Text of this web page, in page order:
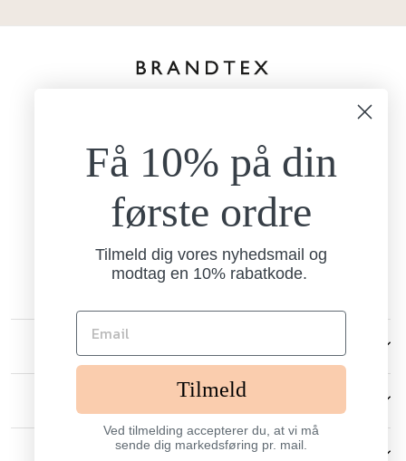
Mandag - torsdag
9.00-15.00
9.00-13.00
Nordlundvej 1
7330 Brande
CVR: 13238006
ANDRE
SIGN UP AND SAVE
Få 10% på din
første ordre
Tilmeld dig vores nyhedsmail og
modtag en 10% rabatkode.
Tilmeld
Ved tilmelding accepterer du, at vi må
sende dig markedsføring pr. mail.